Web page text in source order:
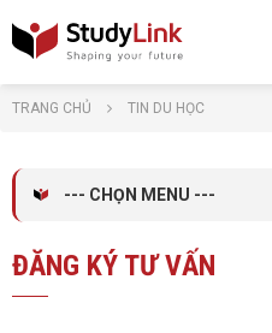
TRANG CHỦ TIN DU HỌC
--- CHỌN MENU ---
ĐĂNG KÝ TƯ VẤN